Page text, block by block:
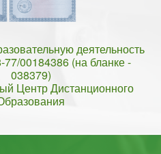
деятельность
00184386 (на бланке -
038379)
Центр Дистанционного